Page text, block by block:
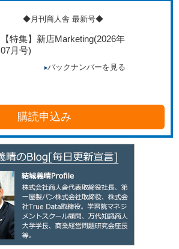
◆月刊商人舎 最新号◆
【特集】新店Marketing(2026年
07月号)
バックナンバーを見る
購読申込み